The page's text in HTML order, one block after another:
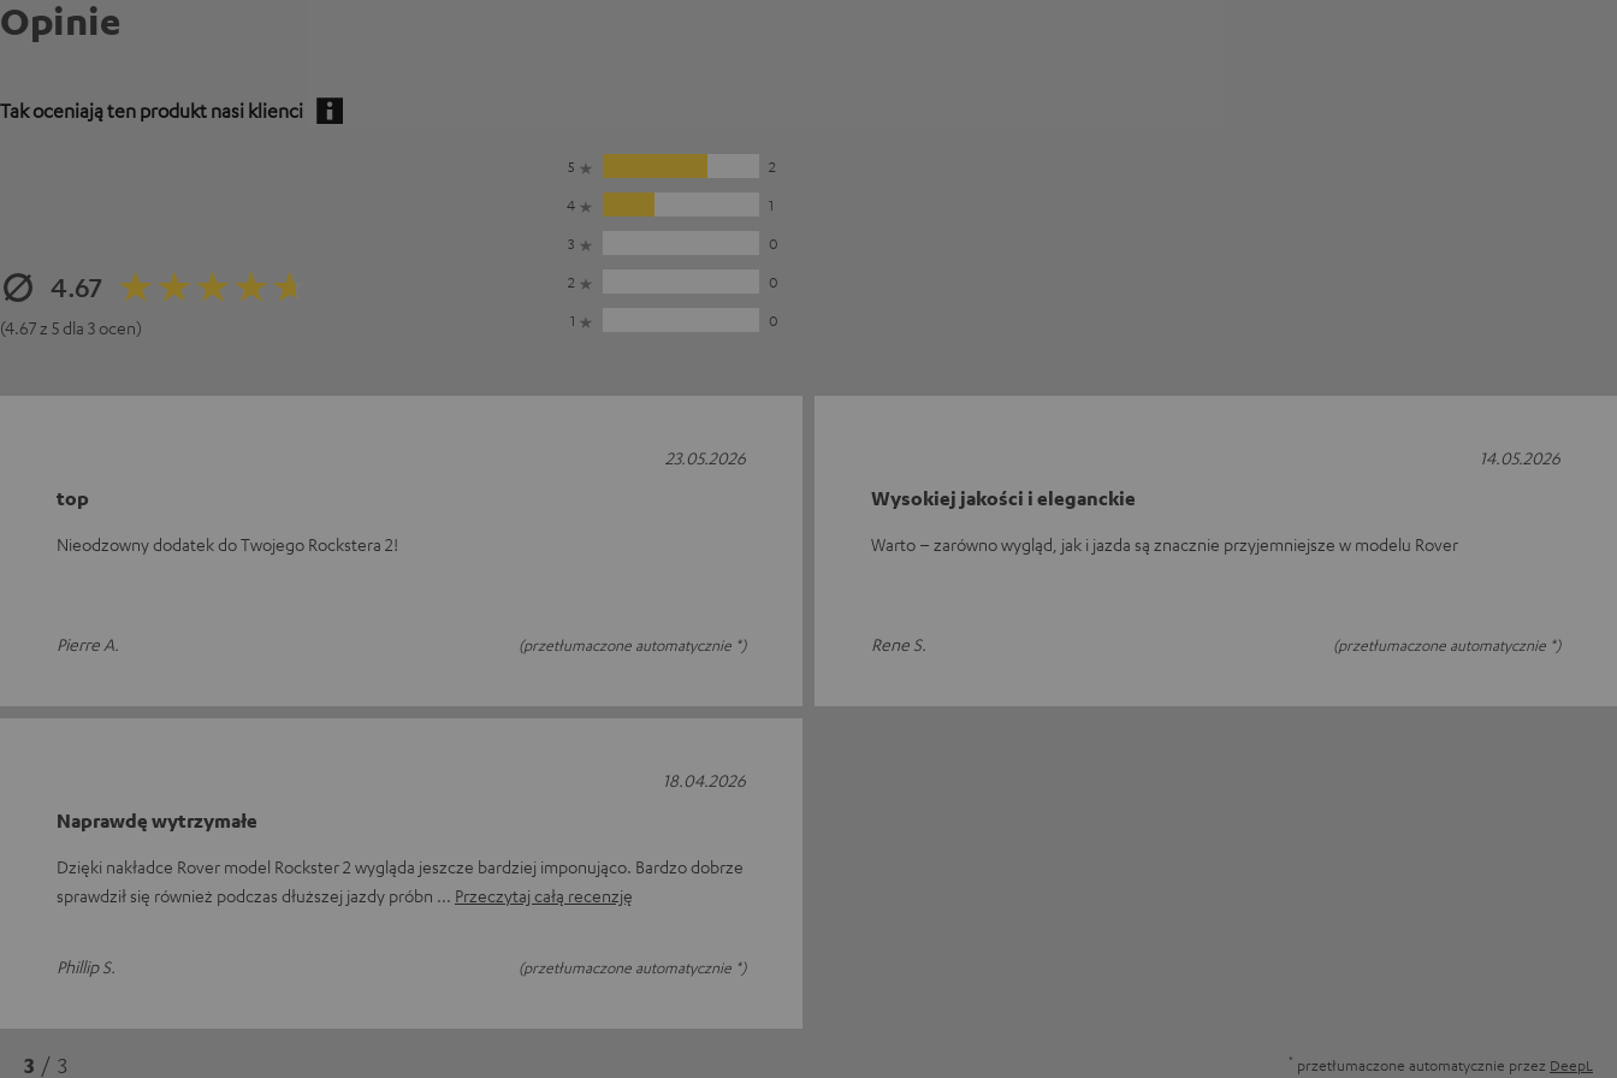
Opinie
Tak oceniają ten produkt nasi klienci
4.67
(4.67 z 5 dla 3 ocen)
5
2
4
1
3
0
2
0
1
0
top
Nieodzowny dodatek do Twojego Rockstera 2!
Pierre A. (przetłumaczone automatycznie *)
23.05.2026
Wysokiej jakości i eleganckie
Warto – zarówno wygląd, jak i jazda są znacznie przyjemniejsze w modelu Rover
Rene S. (przetłumaczone automatycznie *)
14.05.2026
Naprawdę wytrzymałe
Dzięki nakładce Rover model Rockster 2 wygląda jeszcze bardziej imponująco. Bardzo dobrze
sprawdził się również podczas dłuższej jazdy próbn
Przeczytaj całą recenzję
Phillip S. (przetłumaczone automatycznie *)
18.04.2026
3 / 3 * przetłumaczone automatycznie przez DeepL